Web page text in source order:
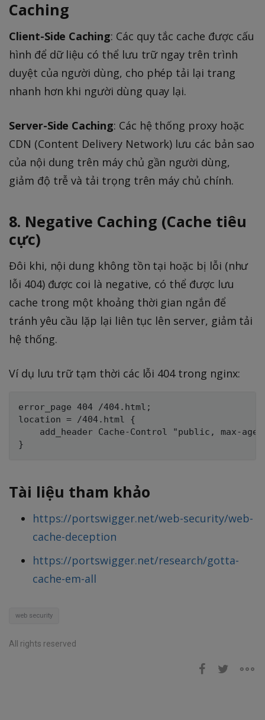
Caching
Client-Side Caching: Các quy tắc cache được cấu
hình để dữ liệu có thể lưu trữ ngay trên trình
duyệt của người dùng, cho phép tải lại trang
nhanh hơn khi người dùng quay lại.
Server-Side Caching: Các hệ thống proxy hoặc
CDN (Content Delivery Network) lưu các bản sao
của nội dung trên máy chủ gần người dùng,
giảm độ trễ và tải trọng trên máy chủ chính.
8. Negative Caching (Cache tiêu
cực)
Đôi khi, nội dung không tồn tại hoặc bị lỗi (như
lỗi 404) được coi là negative, có thể được lưu
cache trong một khoảng thời gian ngắn để
tránh yêu cầu lặp lại liên tục lên server, giảm tải
hệ thống.
Ví dụ lưu trữ tạm thời các lỗi 404 trong nginx:
error_page 404 /404.html;
location = /404.html {
add_header Cache-Control "public, max-
Tài liệu tham khảo
https://portswigger.net/web-security/web-
cache-deception
https://portswigger.net/research/gotta-
cache-em-all
web security
All rights reserved